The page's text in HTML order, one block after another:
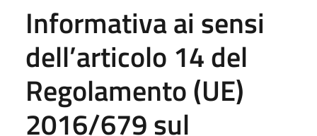
Informativa ai sensi
dell’articolo 14 del
Regolamento (UE)
2016/679 sul